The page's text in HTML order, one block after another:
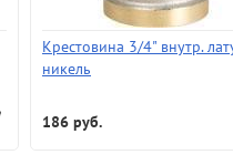
Крестовина 3/4" внутр.
никель
186 руб.